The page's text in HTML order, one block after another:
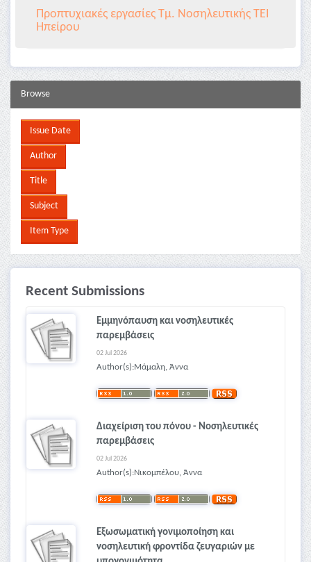
Προπτυχιακές εργασίες Τμ. Νοσηλευτικής ΤΕΙ
Ηπείρου
Browse
Recent Submissions
Εμμηνόπαυση και νοσηλευτικές
παρεμβάσεις
02 Jul 2026
Author(s):Μάμαλη, Άννα
Διαχείριση του πόνου - Νοσηλευτικές
παρεμβάσεις
02 Jul 2026
Author(s):Νικομπέλου, Άννα
Εξωσωματική γονιμοποίηση και
νοσηλευτική φροντίδα ζευγαριών με